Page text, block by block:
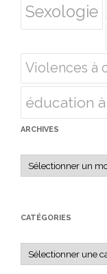
Sexologie
Violences à
éducation
ARCHIVES
Archives
CATÉGORIES
Catégories